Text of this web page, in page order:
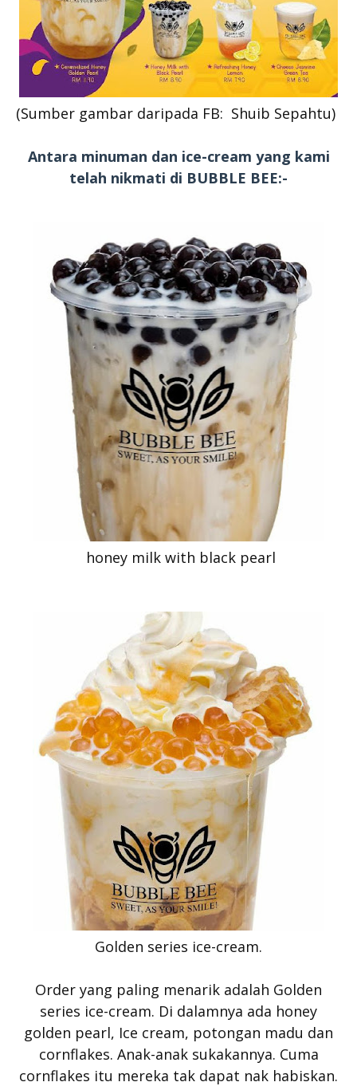
(Sumber gambar daripada FB: Shuib Sepahtu)
Antara minuman dan ice-cream yang kami
telah nikmati di BUBBLE BEE:-
honey milk with black pearl
Golden series ice-cream.
Order yang paling menarik adalah Golden
series ice-cream. Di dalamnya ada honey
golden pearl, Ice cream, potongan madu dan
cornflakes. Anak-anak sukakannya. Cuma
cornflakes itu mereka tak dapat nak habiskan.